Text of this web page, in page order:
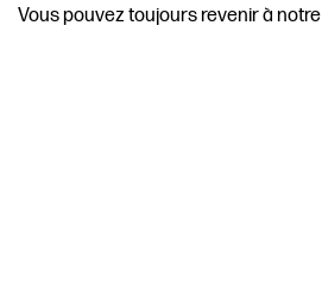
Vous pouvez toujours revenir à notre